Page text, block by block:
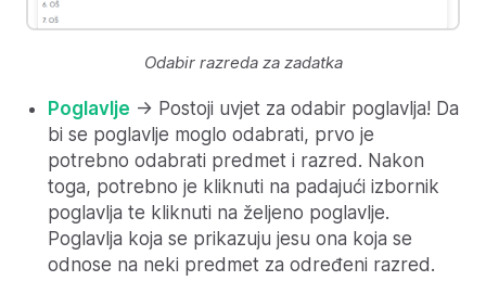
Odabir razreda za zadatka
Poglavlje -> Postoji uvjet za odabir poglavlja! Da
bi se poglavlje moglo odabrati, prvo je
potrebno odabrati predmet i razred. Nakon
toga, potrebno je kliknuti na padajući izbornik
poglavlja te kliknuti na željeno poglavlje.
Poglavlja koja se prikazuju jesu ona koja se
odnose na neki predmet za određeni razred.